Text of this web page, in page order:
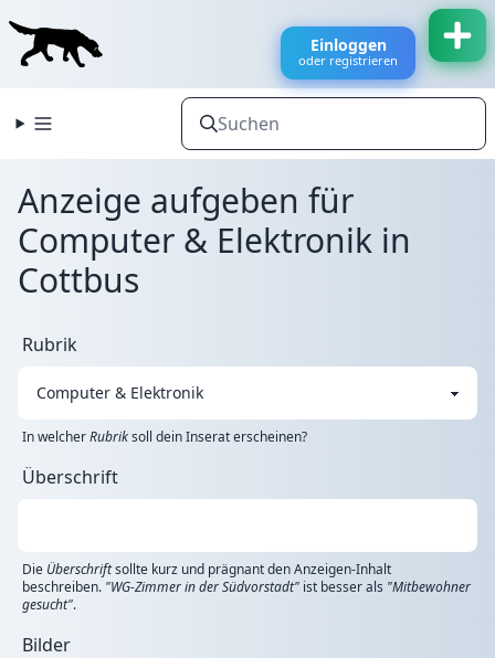
Einloggen
oder registrieren
Anzeige aufgeben für
Computer & Elektronik in
Cottbus
Rubrik
In welcherRubriksoll dein Inserat erscheinen?
Überschrift
Die Überschriftsollte kurz und prägnant den Anzeigen-Inhalt
beschreiben. "WG-Zimmer in der Südvorstadt" ist besser als "Mitbewohner
gesucht".
Bilder